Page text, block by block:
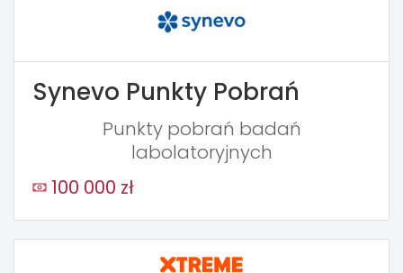
Synevo Punkty Pobrań
Punkty pobrań badań
labolatoryjnych
100 000 zł